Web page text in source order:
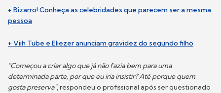
+ Bizarro! Conheça as celebridades que parecem ser a mesma
pessoa
+ Viih Tube e Eliezer anunciam gravidez do segundo filho
"Começou a criar algo que já não fazia bem para uma
determinada parte, por que eu iria insistir? Até porque quem
gosta preserva", respondeu o profissional após ser questionado